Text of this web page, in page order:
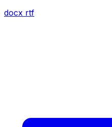
docx rtf